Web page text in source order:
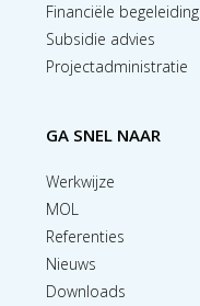
Financiële begeleiding
Subsidie advies
Projectadministratie
GA SNEL NAAR
Werkwijze
MOL
Referenties
Nieuws
Downloads